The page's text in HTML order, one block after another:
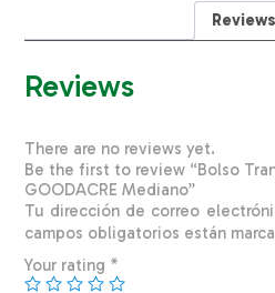
Reviews
There are no reviews yet.
Be the first to review “Bolso
GOODACRE Mediano”
Tu dirección de correo
campos obligatorios están
Your rating *